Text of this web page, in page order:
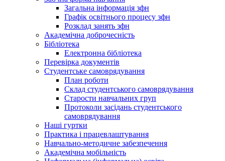
Загальна інформація зфн
Графік освітнього процесу зфн
Розклад занять зфн
Академічна доброчесність
Бібліотека
Електронна бібліотека
Перевірка документів
Студентське самоврядування
План роботи
Склад студентського самоврядування
Старости навчальних груп
Протоколи засідань студентського
самоврядування
Наші гуртки
Практика і працевлаштування
Навчально-методичне забезпечення
Академічна мобільність